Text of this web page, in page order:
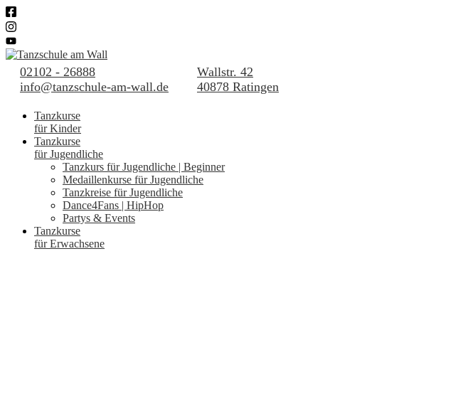
02102 - 26888
info@tanzschule-am-wall.de
Wallstr. 42
40878 Ratingen
Tanzkurse
für Kinder
Tanzkurse
für Jugendliche
Tanzkurs für Jugendliche | Beginner
Medaillenkurse für Jugendliche
Tanzkreise für Jugendliche
Dance4Fans | HipHop
Partys & Events
Tanzkurse
für Erwachsene